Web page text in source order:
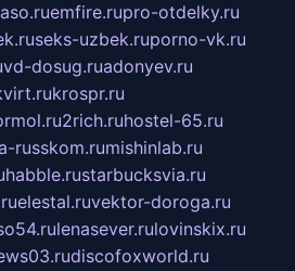
emfire.rupro-otdelky.ru
seks-uzbek.ruporno-vk.ru
vd-dosug.ruadonyev.ru
krospr.ru
2rich.ruhostel-65.ru
russkom.rumishinlab.ru
habble.rustarbucksvia.ru
elestal.ruvektor-doroga.ru
lenasever.rulovinskix.ru
discofoxworld.ru